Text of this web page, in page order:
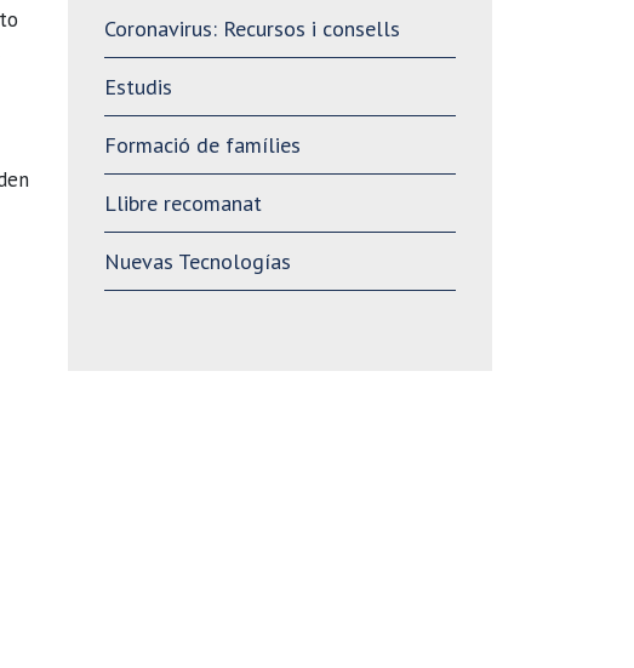
Coronavirus: Recursos i consells
Estudis
Formació de famílies
Llibre recomanat
Nuevas Tecnologías